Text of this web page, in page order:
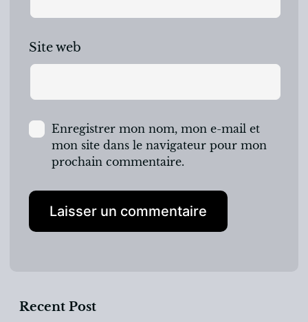
Site web
Enregistrer mon nom, mon e-mail et
mon site dans le navigateur pour mon
prochain commentaire.
Recent Post